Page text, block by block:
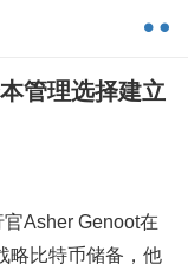
管理选择建立
Asher Genoot在
略比特币储备，他